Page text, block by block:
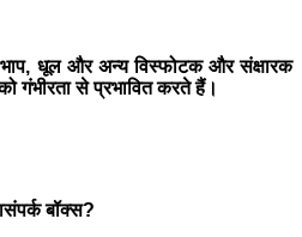
धूल और अन्य विस्फोटक और संक्षारक
गंभीरता से प्रभावित करते हैं।
संपर्क बॉक्स?